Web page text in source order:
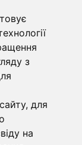
з
, для
на